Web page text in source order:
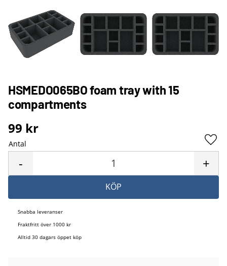
HSMEDO065BO foam tray with 15
compartments
99 kr
Antal
+
-
KÖP
Snabba leveranser
Fraktfritt över 1000 kr
Alltid 30 dagars öppet köp